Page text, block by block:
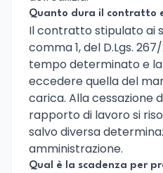
Quanto dura il contratto
Il contratto stipulato ai
comma 1, del D.Lgs.
tempo determinato e
eccedere quella del
carica. Alla cessazione
rapporto di lavoro si
salvo diversa
amministrazione.
Qual è la scadenza per